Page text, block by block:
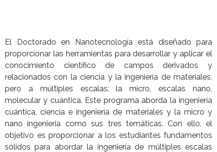
El Doctorado en Nanotecnología está diseñado para
proporcionar las herramientas para desarrollar y aplicar el
conocimiento científico de campos derivados y
relacionados con la ciencia y la ingeniería de materiales,
pero a múltiples escalas: la micro, escalas nano,
molecular y cuántica. Este programa aborda la ingeniería
cuántica, ciencia e ingeniería de materiales y la micro y
nano ingeniería como sus tres temáticas. Con ello, el
objetivo es proporcionar a los estudiantes fundamentos
sólidos para abordar la ingeniería de múltiples escalas